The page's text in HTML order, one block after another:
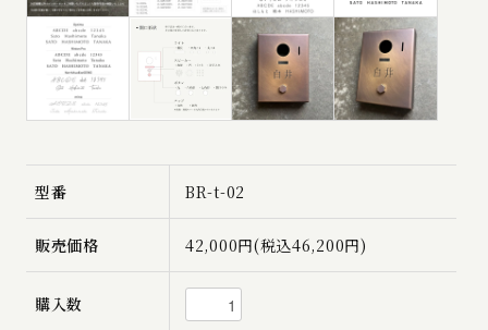
型番 BR-t-02
販売価格 42,000円(税込46,200円)
購入数